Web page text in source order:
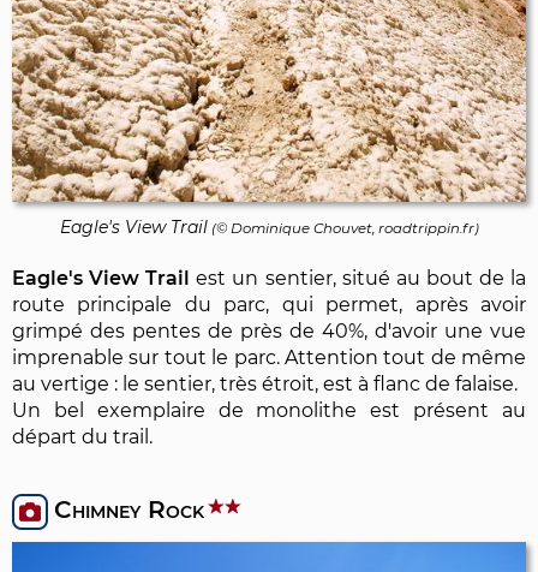
Eagle's View Trail(© Dominique Chouvet, roadtrippin.fr)
Eagle's View Trail est un sentier, situé au bout de la
route principale du parc, qui permet, après avoir
grimpé des pentes de près de 40%, d'avoir une vue
imprenable sur tout le parc. Attention tout de même
au vertige : le sentier, très étroit, est à flanc de falaise.
Un bel exemplaire de monolithe est présent au
départ du trail.
Chimney Rock